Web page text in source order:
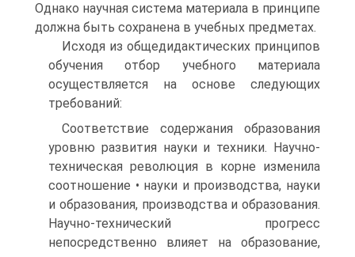
Однако научная система материала в принципе
должна быть сохранена в учебных предметах.
Исходя из общедидактических принципов
обучения отбор учебного материала
осуществляется на основе следующих
требований:
Соответствие содержания образования
уровню развития науки и техники. Научно-
техническая революция в корне изменила
соотношение • науки и производства, науки
и образования, производства и образования.
Научно-технический прогресс
непосредственно влияет на образование,